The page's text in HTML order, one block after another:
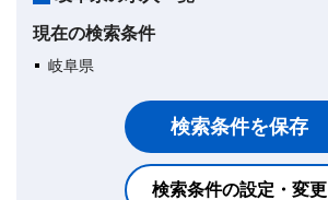
現在の検索条件
岐阜県
検索条件を保存
検索条件の設定・変更